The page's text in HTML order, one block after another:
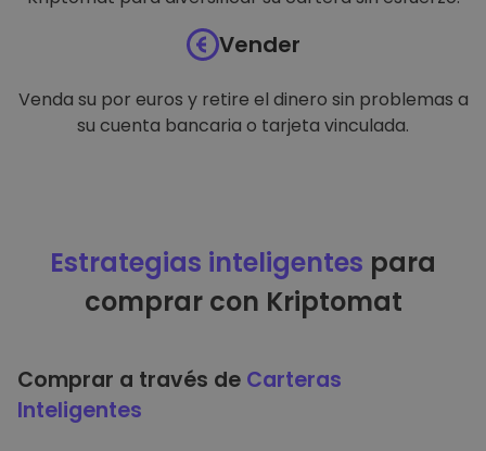
Vender
Venda su por euros y retire el dinero sin problemas a
su cuenta bancaria o tarjeta vinculada.
Estrategias inteligentes para
comprar con Kriptomat
Comprar a través de Carteras
Inteligentes